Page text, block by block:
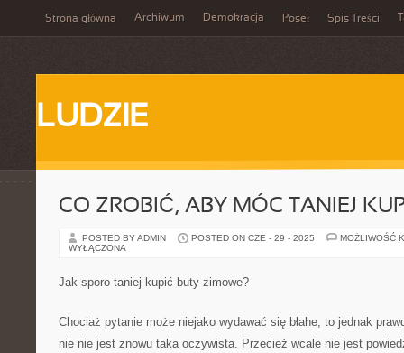
Strona główna Archiwum Demokracja Poseł Spis Treści
LUDZIE
CO ZROBIĆ, ABY MÓC TANIEJ
POSTED BY ADMIN POSTED ON CZE - 29 - 2025
MOŻLIWOŚĆ
WYŁĄCZONA
Jak sporo taniej kupić buty zimowe?
Chociaż pytanie może niejako wydawać się błahe, to jednak
nie nie jest znowu taka oczywista. Przecież wcale nie jest